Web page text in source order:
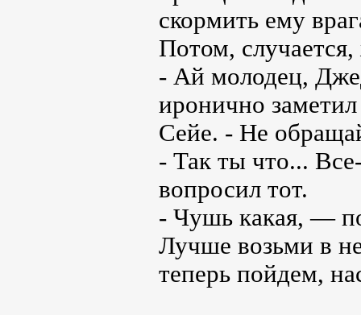
скормить ему
Потом,
- Ай молодец,
иронично
Сейе. - Не
- Так ты что...
вопросил тот.
- Чушь какая, —
Лучше возьми в
теперь пойдем,